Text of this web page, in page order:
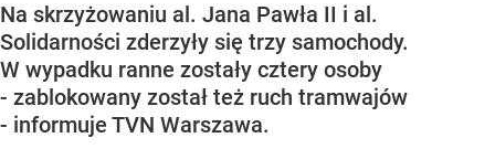
Na skrzyżowaniu al. Jana Pawła II i al.
Solidarności zderzyły się trzy samochody.
W wypadku ranne zostały cztery osoby
- zablokowany został też ruch tramwajów
- informuje TVN Warszawa.